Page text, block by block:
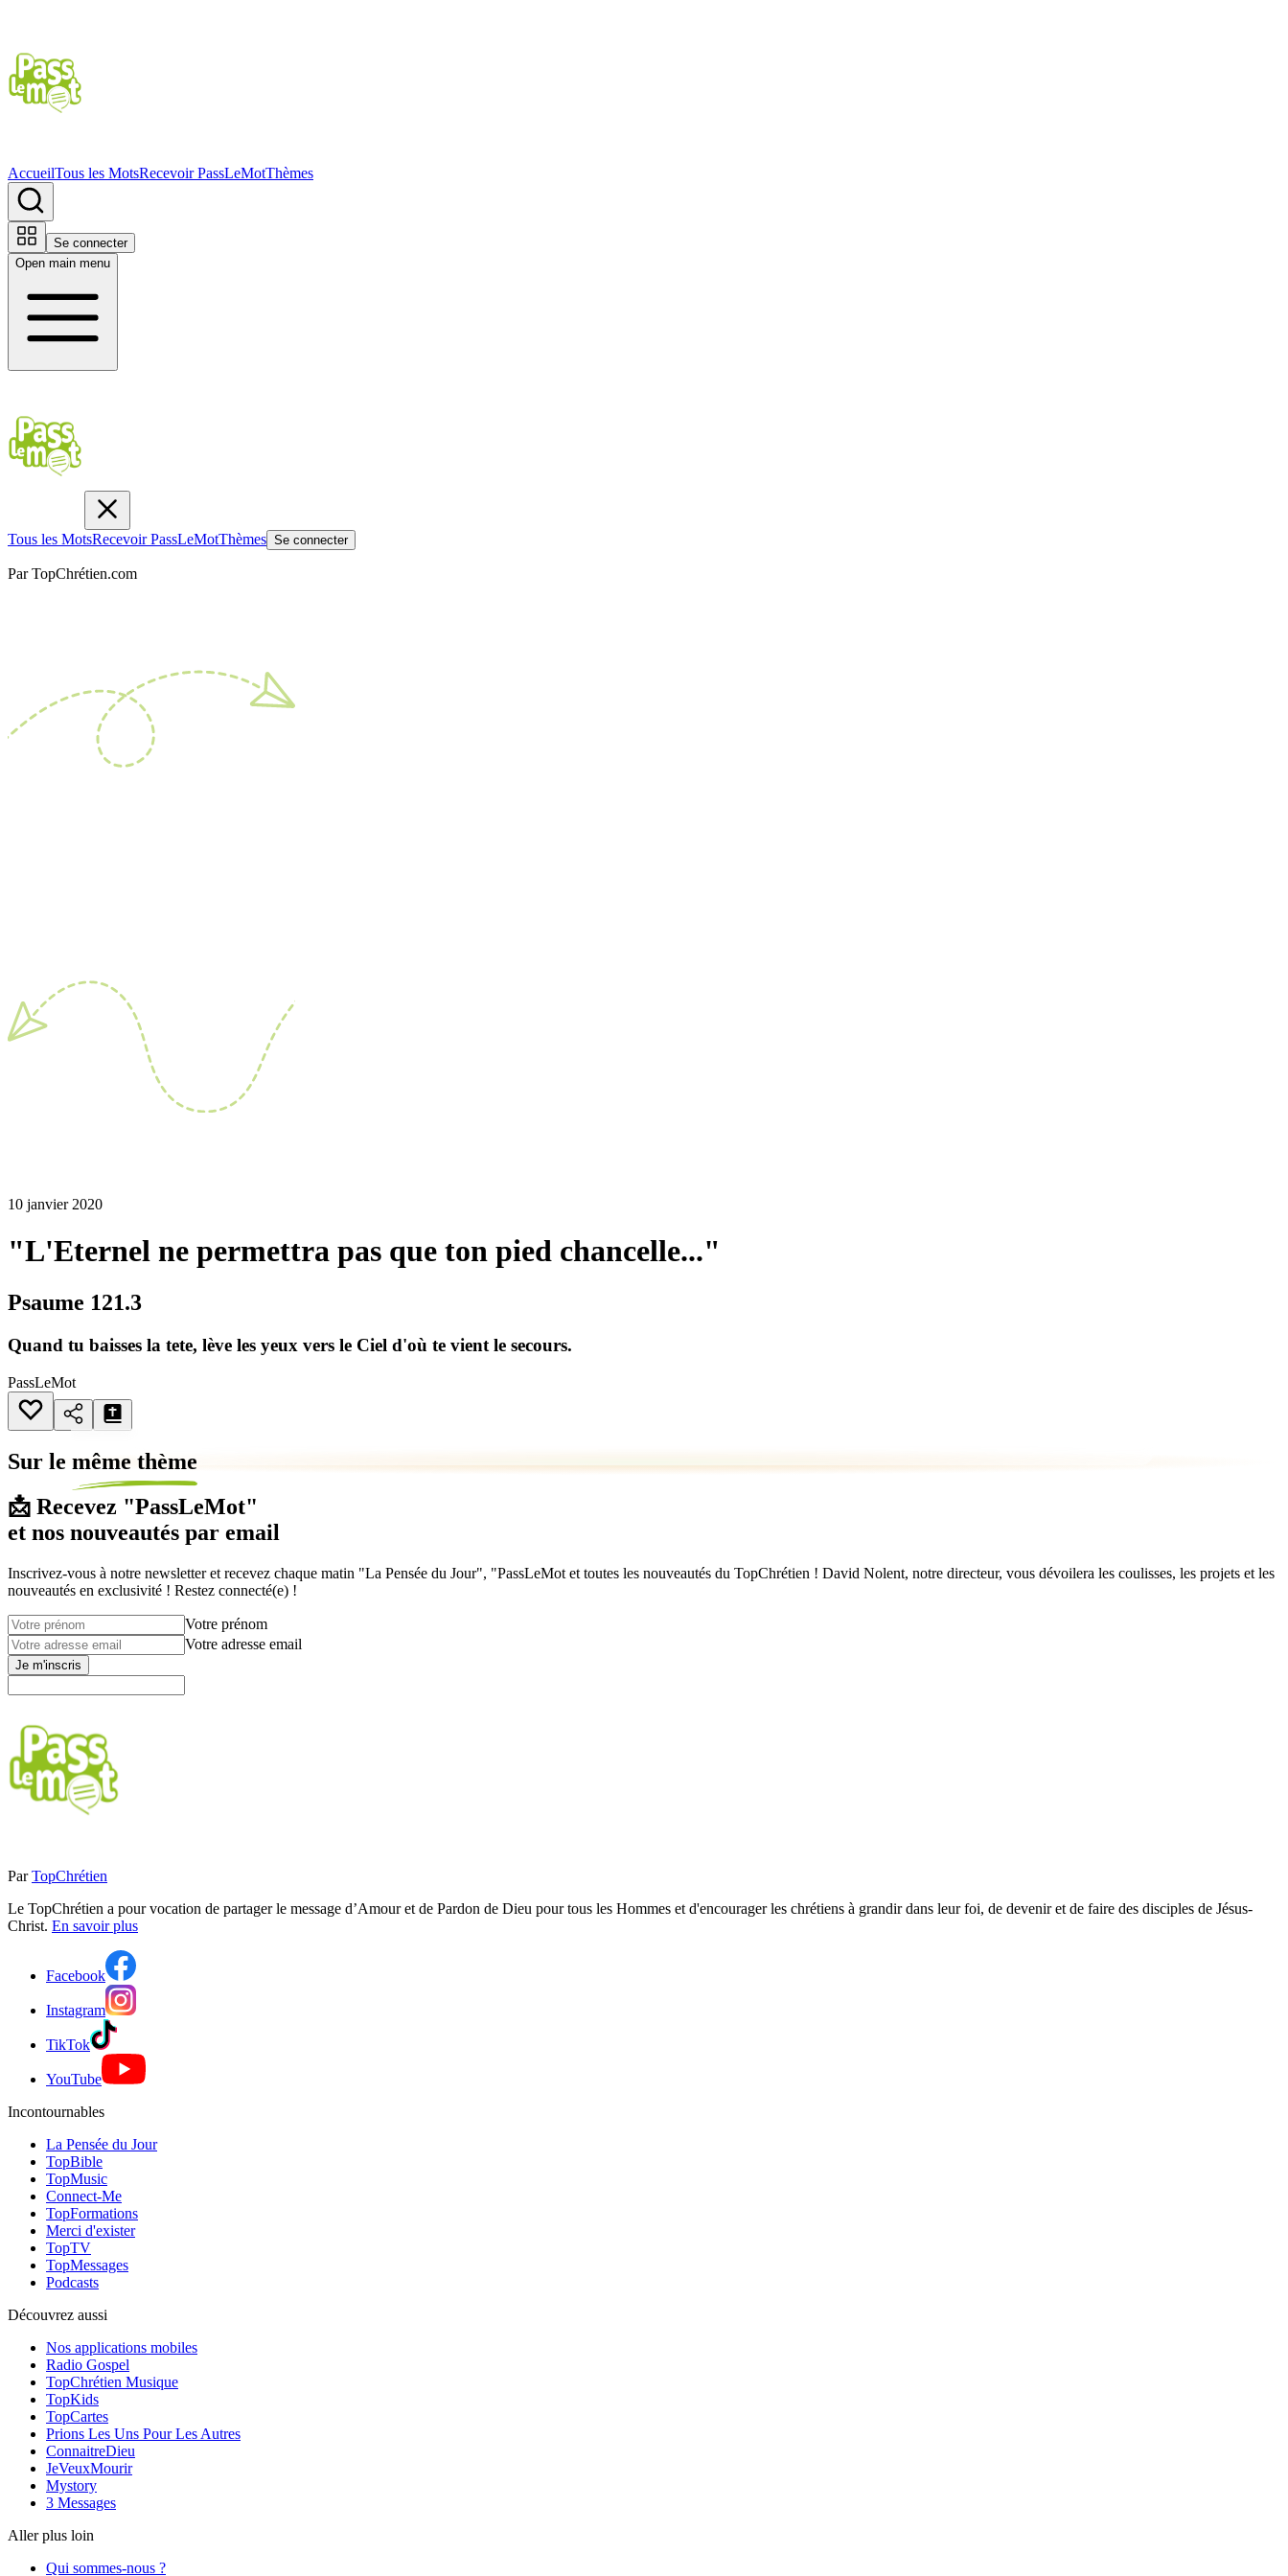
AccueilTous les MotsRecevoir PassLeMotThèmes
Se connecter
Open main menu
Tous les MotsRecevoir PassLeMotThèmes Se connecter
Par TopChrétien.com
10 janvier 2020
"L'Eternel ne permettra pas que ton pied chancelle..."
Psaume 121.3
Quand tu baisses la tete, lève les yeux vers le Ciel d'où te vient le secours.
PassLeMot
Sur le même thème
📩 Recevez "PassLeMot"
et nos nouveautés par email
Inscrivez-vous à notre newsletter et recevez chaque matin "La Pensée du Jour", "PassLeMot et toutes les nouveautés du TopChrétien ! David Nolent, notre directeur, vous dévoilera les coulisses, les projets et les
nouveautés en exclusivité ! Restez connecté(e) !
Votre prénom
Votre adresse email
Je m'inscris
Par TopChrétien
Le TopChrétien a pour vocation de partager le message d’Amour et de Pardon de Dieu pour tous les Hommes et d'encourager les chrétiens à grandir dans leur foi, de devenir et de faire des disciples de Jésus-
Christ. En savoir plus
Facebook
Instagram
TikTok
YouTube
Incontournables
La Pensée du Jour
TopBible
TopMusic
Connect-Me
TopFormations
Merci d'exister
TopTV
TopMessages
Podcasts
Découvrez aussi
Nos applications mobiles
Radio Gospel
TopChrétien Musique
TopKids
TopCartes
Prions Les Uns Pour Les Autres
ConnaitreDieu
JeVeuxMourir
Mystory
3 Messages
Aller plus loin
Qui sommes-nous ?